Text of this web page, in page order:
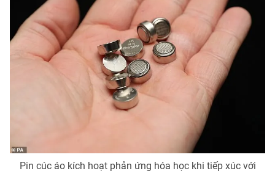
Giải sao mai
Làm đẹp
Chất lượng cuộc sống
Tuyển sinh
Học trực tuyến
Công nghệ
Hitech Công nghệ tương lai
Giao lưu trực tuyến
Emagazine Podcast
Pin cúc áo kích hoạt phản ứng hóa học khi tiếp xúc với